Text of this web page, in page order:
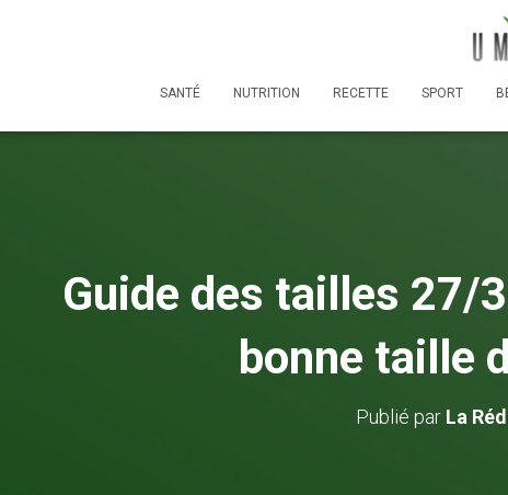
SANTÉ NUTRITION RECETTE SPORT
Guide des tailles 27/
bonne taille
Publié par La